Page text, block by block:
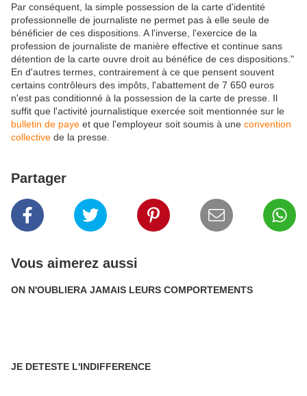
Par conséquent, la simple possession de la carte d'identité
professionnelle de journaliste ne permet pas à elle seule de
bénéficier de ces dispositions. A l'inverse, l'exercice de la
profession de journaliste de manière effective et continue sans
détention de la carte ouvre droit au bénéfice de ces dispositions."
En d'autres termes, contrairement à ce que pensent souvent
certains contrôleurs des impôts, l'abattement de 7 650 euros
n'est pas conditionné à la possession de la carte de presse. Il
suffit que l'activité journalistique exercée soit mentionnée sur le
bulletin de paye et que l'employeur soit soumis à une convention
collective de la presse.
Partager
Vous aimerez aussi
ON N'OUBLIERA JAMAIS LEURS COMPORTEMENTS
JE DETESTE L'INDIFFERENCE